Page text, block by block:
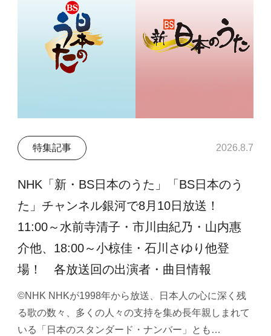
特集記事 2026.8.7
NHK「新・BS日本のうた」「BS日本のう
た」チャンネル銀河で8月10日放送！
11:00～水前寺清子・市川由紀乃・山内惠
介他、18:00～小椋佳・石川さゆり他登
場！ 各放送回の出演者・曲目情報
©NHK NHKが1998年から放送、日本人の心に深く残
る歌の数々、多くの人々の支持を集め長年親しまれて
いる「日本のスタンダード・ナンバー」とも…